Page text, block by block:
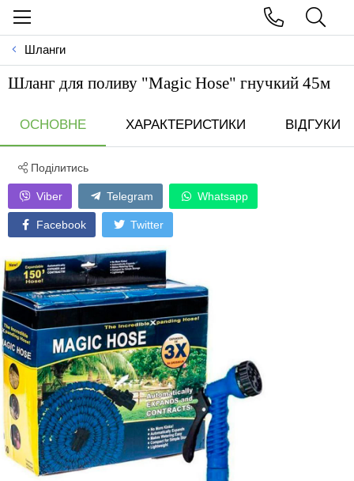
Шланги
Шланг для поливу "Magic Hose" гнучкий 45м
ОСНОВНЕ ХАРАКТЕРИСТИКИ ВІДГУКИ
Поділитись
Viber Telegram Whatsapp
Facebook Twitter